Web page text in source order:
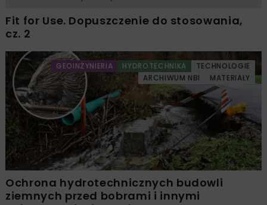
Fit for Use. Dopuszczenie do stosowania,
cz. 2
GEOINŻYNIERIA HYDROTECHNIKA
TECHNOLOGIE
ARCHIWUM NBI
MATERIAŁY
Ochrona hydrotechnicznych budowli
ziemnych przed bobrami i innymi